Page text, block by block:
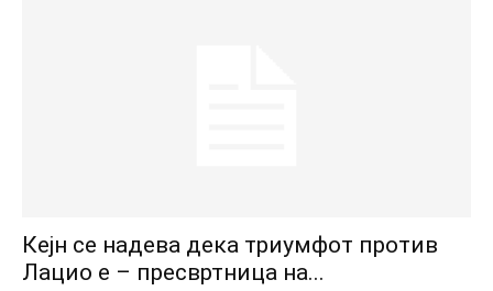
Кејн се надева дека триумфот против
Лацио е – пресвртница на...